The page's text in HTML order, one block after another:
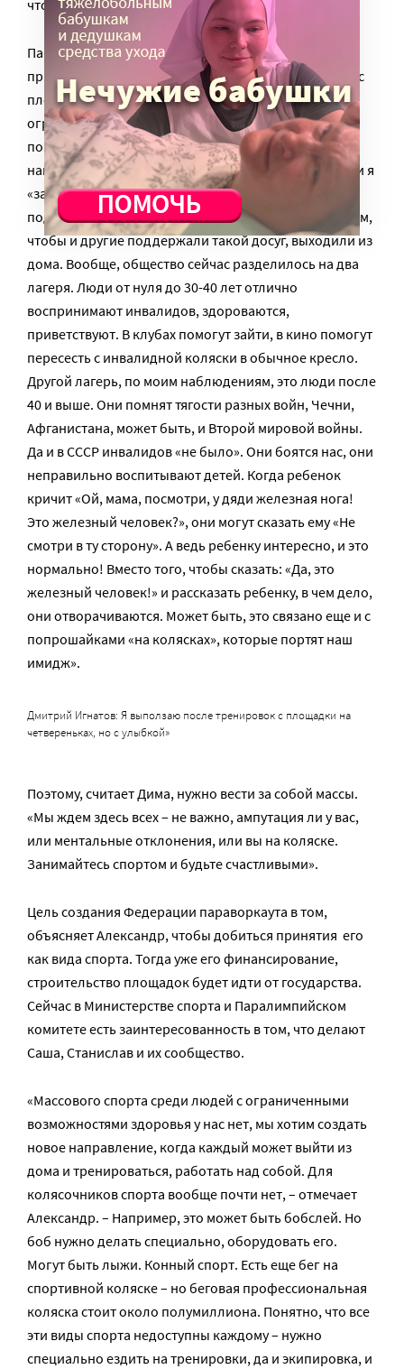
что я здоров!». Так что все очень относительно».
Параворкаут доставляет массу удовольствия,
признает Дмитрий. «Я выползаю после тренировок с
площадки на четвереньках, но с улыбкой, – это
огромный восторг! Турники очень полезны для
позвоночника, он выравнивается, для меня,
например, это очень важно: у меня нет одной ноги, и я
«заваливаюсь» на одну сторону. Мы на тренировке
поддерживаем друг друга, что-то советуем. Мы хотим,
чтобы и другие поддержали такой досуг, выходили из
дома. Вообще, общество сейчас разделилось на два
лагеря. Люди от нуля до 30-40 лет отлично
воспринимают инвалидов, здороваются,
приветствуют. В клубах помогут зайти, в кино помогут
пересесть с инвалидной коляски в обычное кресло.
Другой лагерь, по моим наблюдениям, это люди после
40 и выше. Они помнят тягости разных войн, Чечни,
Афганистана, может быть, и Второй мировой войны.
Да и в СССР инвалидов «не было». Они боятся нас, они
неправильно воспитывают детей. Когда ребенок
кричит «Ой, мама, посмотри, у дяди железная нога!
Это железный человек?», они могут сказать ему «Не
смотри в ту сторону». А ведь ребенку интересно, и это
нормально! Вместо того, чтобы сказать: «Да, это
железный человек!» и рассказать ребенку, в чем дело,
они отворачиваются. Может быть, это связано еще и с
попрошайками «на колясках», которые портят наш
имидж».
Дмитрий Игнатов: Я выползаю после тренировок с площадки на
четвереньках, но с улыбкой»
Поэтому, считает Дима, нужно вести за собой массы.
«Мы ждем здесь всех – не важно, ампутация ли у вас,
или ментальные отклонения, или вы на коляске.
Занимайтесь спортом и будьте счастливыми».
Цель создания Федерации параворкаута в том,
объясняет Александр, чтобы добиться принятия его
как вида спорта. Тогда уже его финансирование,
строительство площадок будет идти от государства.
Сейчас в Министерстве спорта и Паралимпийском
комитете есть заинтересованность в том, что делают
Саша, Станислав и их сообщество.
«Массового спорта среди людей с ограниченными
возможностями здоровья у нас нет, мы хотим создать
новое направление, когда каждый может выйти из
дома и тренироваться, работать над собой. Для
колясочников спорта вообще почти нет, – отмечает
Александр. – Например, это может быть бобслей. Но
боб нужно делать специально, оборудовать его.
Могут быть лыжи. Конный спорт. Есть еще бег на
спортивной коляске – но беговая профессиональная
коляска стоит около полумиллиона. Понятно, что все
эти виды спорта недоступны каждому – нужно
специально ездить на тренировки, да и экипировка, и